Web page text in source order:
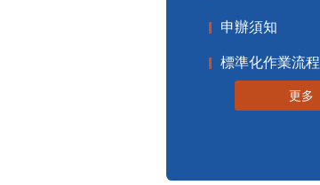
申辦須知
標準化作業流程
更多